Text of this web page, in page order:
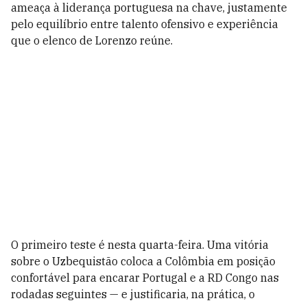
ameaça à liderança portuguesa na chave, justamente
pelo equilíbrio entre talento ofensivo e experiência
que o elenco de Lorenzo reúne.
O primeiro teste é nesta quarta-feira. Uma vitória
sobre o Uzbequistão coloca a Colômbia em posição
confortável para encarar Portugal e a RD Congo nas
rodadas seguintes — e justificaria, na prática, o